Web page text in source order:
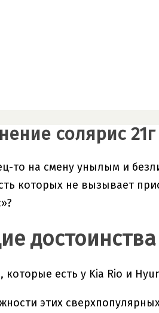
солярис 21г
то на смену унылым и
которых не вызывает
есть у Kia Rio и
этих